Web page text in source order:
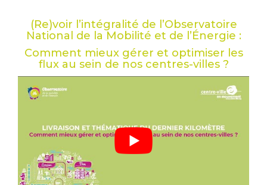
(Re)voir l’intégralité de l’Observatoire
National de la Mobilité et de l’Énergie :
Comment mieux gérer et optimiser les
flux au sein de nos centres-villes ?